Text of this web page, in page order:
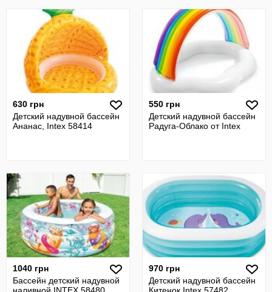
630 грн
Детский надувной бассейн
Ананас, Intex 58414
550 грн
Детский надувной бассейн
Радуга-Облако от Intex
1040 грн
Бассейн детский надувной
970 грн
Детский надувной бассейн